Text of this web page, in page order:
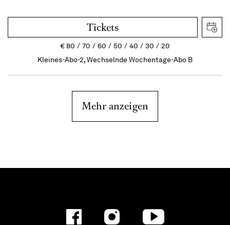
Tickets
€80 70 60 50 40 30
20
Kleines-Abo-2, Wechselnde Wochentage-Abo B
Mehr anzeigen